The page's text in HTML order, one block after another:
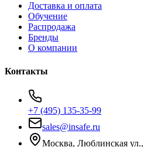
Доставка и оплата
Обучение
Распродажа
Бренды
О компании
Контакты
+7 (495) 135-35-99
sales@insafe.ru
Москва, Люблинская ул.,